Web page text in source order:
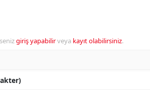
giriş yapabilirveya kayıt olabilirsiniz.